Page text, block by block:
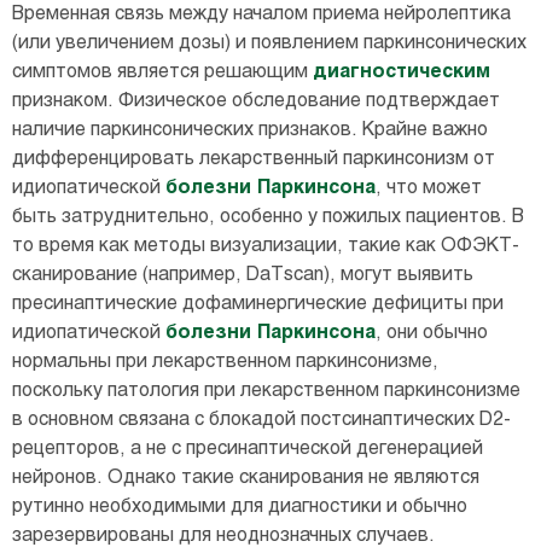
Временная связь между началом приема нейролептика
(или увеличением дозы) и появлением паркинсонических
симптомов является решающим диагностическим
признаком. Физическое обследование подтверждает
наличие паркинсонических признаков. Крайне важно
дифференцировать лекарственный паркинсонизм от
идиопатической болезни Паркинсона, что может
быть затруднительно, особенно у пожилых пациентов. В
то время как методы визуализации, такие как ОФЭКТ-
сканирование (например, DaTscan), могут выявить
пресинаптические дофаминергические дефициты при
идиопатической болезни Паркинсона, они обычно
нормальны при лекарственном паркинсонизме,
поскольку патология при лекарственном паркинсонизме
в основном связана с блокадой постсинаптических D2-
рецепторов, а не с пресинаптической дегенерацией
нейронов. Однако такие сканирования не являются
рутинно необходимыми для диагностики и обычно
зарезервированы для неоднозначных случаев.